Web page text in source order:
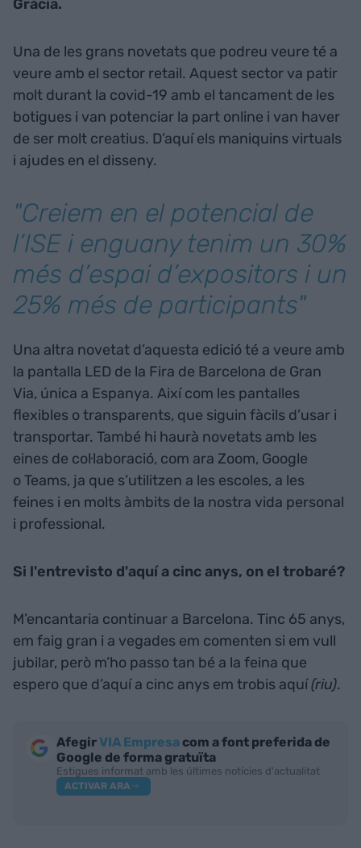
Gràcia.
Una de les grans novetats que podreu veure té a
veure amb el sector retail. Aquest sector va patir
molt durant la covid-19 amb el tancament de les
botigues i van potenciar la part online i van haver
de ser molt creatius. D’aquí els maniquins virtuals
i ajudes en el disseny.
"Creiem en el potencial de
l’ISE i enguany tenim un 30%
més d’espai d’expositors i un
25% més de participants"
Una altra novetat d’aquesta edició té a veure amb
la pantalla LED de la Fira de Barcelona de Gran
Via, única a Espanya. Així com les pantalles
flexibles o transparents, que siguin fàcils d’usar i
transportar. També hi haurà novetats amb les
eines de col·laboració, com ara Zoom, Google
o Teams, ja que s’utilitzen a les escoles, a les
feines i en molts àmbits de la nostra vida personal
i professional.
Si l'entrevisto d'aquí a cinc anys, on el trobaré?
M’encantaria continuar a Barcelona. Tinc 65 anys,
em faig gran i a vegades em comenten si em vull
jubilar, però m’ho passo tan bé a la feina que
espero que d’aquí a cinc anys em trobis aquí(riu).
AfegirVIA Empresa com a font preferida de
Google de forma gratuïta
Estigues informat amb les últimes notícies d'actualitat
ACTIVAR ARA